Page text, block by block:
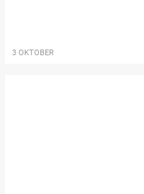
3 OKTOBER